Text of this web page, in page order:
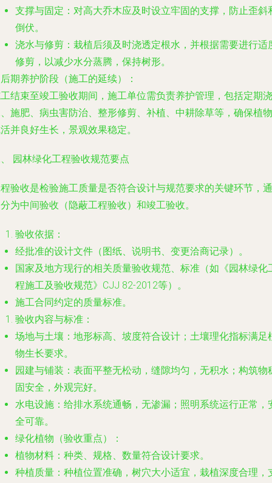
支撑与固定 ：对高大乔木应及时设立牢固的支撑，防止歪斜
倒伏。
浇水与修剪 ：栽植后须及时浇透定根水，并根据需要进行适
修剪，以减少水分蒸腾，保持树形。
后期养护阶段（施工的延续）
：
结束至竣工验收期间，施工单位需负责养护管理，包括定期浇
施肥、病虫害防治、整形修剪、补植、中耕除草等，确保植物
并良好生长，景观效果稳定。
园林绿化工程验收规范要点
验收是检验施工质量是否符合设计与规范要求的关键环节，通
为中间验收（隐蔽工程验收）和竣工验收。
验收依据 ：
经批准的设计文件（图纸、说明书、变更洽商记录）。
国家及地方现行的相关质量验收规范、标准（如《园林绿化
程施工及验收规范》CJJ 82-2012等）。
施工合同约定的质量标准。
验收内容与标准 ：
场地与土壤 ：地形标高、坡度符合设计；土壤理化指标满足
物生长要求。
园建与铺装 ：表面平整无松动，缝隙均匀，无积水；构筑物
固安全，外观完好。
水电设施 ：给排水系统通畅，无渗漏；照明系统运行正常，
全可靠。
绿化植物（验收重点）
：
植物材料 ：种类、规格、数量符合设计要求。
种植质量 ：种植位置准确，树穴大小适宜，栽植深度合理，